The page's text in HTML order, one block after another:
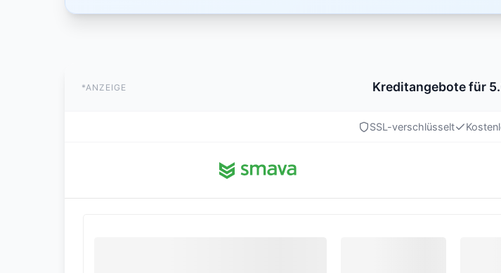
*ANZEIGE Kreditangebote für
SSL-verschlüsselt